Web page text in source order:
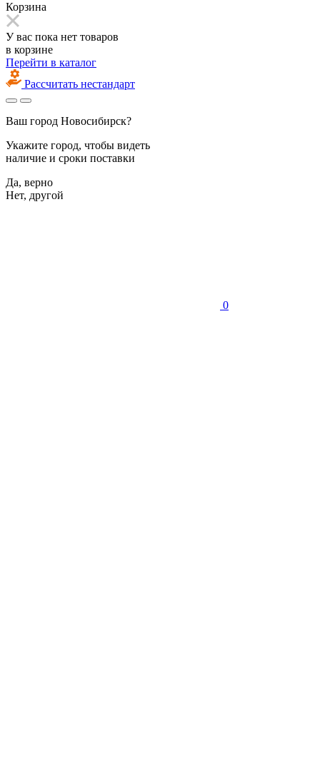
Корзина
У вас пока нет товаров
в корзине
Перейти в каталог
Рассчитать нестандарт
Ваш город Новосибирск?
Укажите город, чтобы видеть
наличие и сроки поставки
Да, верно
Нет, другой
0